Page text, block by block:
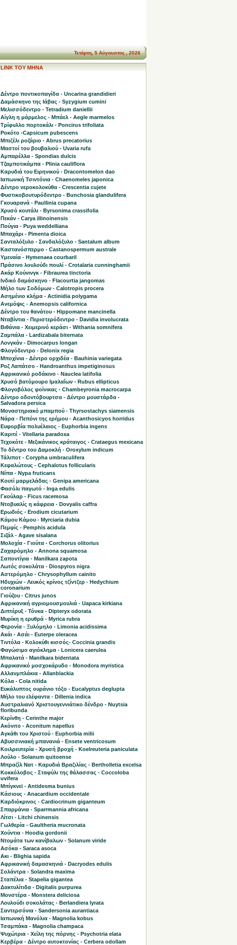
Τετάρτη, 5 Αύγουστος , 2026
LINK ΤΟΥ ΜΗΝΑ
Δέντρο ποντικοπαγίδα - Uncarina grandidieri
Δαμάσκηνο της Ιάβας - Syzygium cumini
Μελισσόδεντρο - Tetradium daniellii
Αίγλη η μάρμελος - Μπάελ - Aegle marmelos
Τρίφυλλο πορτοκάλι - Poncirus trifoliata
Ροκότο -Capsicum pubescens
Μπιζέλι ροζάριο - Abrus precatorius
Μαστοί του βουβαλιού - Uvaria rufa
Αμπαρέλλα - Spondias dulcis
Τζαμποτικάμπα - Plinia cauliflora
Καρυδιά του Ειρηνικού - Dracontomelon dao
Ιαπωνική Τσιντόνια - Chaenomeles japonica
Δέντρο νεροκολοκύθα - Crescentia cujete
Φυστικοβουτυρόδεντρο - Bunchosia glandulifera
Γκουαρανά - Paullinia cupana
Χρυσό κουτάλι - Byrsonima crassifolia
Πεκάν - Carya illinoinensis
Πούγια - Puya weddelliana
Μπαχάρι - Pimenta dioica
Σανταλόξυλο - Σανδαλόξυλο - Santalum album
Καστανόσπερμο - Castanospermum australe
Υμεναία - Hymenaea courbaril
Πράσινο λουλούδι πουλί - Crotalaria cunninghamii
Ακάρ Κούνινγκ - Fibraurea tinctoria
Ινδικό δαμάσκηνο - Flacourtia jangomas
Μήλο των Σοδόμων - Calotropis procera
Ασημένιο κλήμα - Actinidia polygama
Ανεμόψις - Anemopsis californica
Δέντρο του θανάτου - Hippomane mancinella
Νταβίντια - Περιστερόδεντρο - Davidia involucrata
Βιθάνια - Χειμερινό κεράσι - Withania somnifera
Ζαμπάλα - Lardizabala biternata
Λονγκάν - Dimocarpus longan
Φλογόδεντρο - Delonix regia
Μποχίνια - Δέντρο ορχιδέα - Bauhinia variegata
Ροζ Λαπάτσο - Handroanthus impetiginosus
Αφρικανικό ροδάκινο - Nauclea latifolia
Χρυσό βατόμουρο Ιμαλαΐων - Rubus ellipticus
Φλογοβόλος φοίνικας - Chambeyronia macrocarpa
Δέντρο οδοντόβουρτσα - Δέντρο μουστάρδα -
Salvadora persica
Μοναστηριακό μπαμπού - Thyrsostachys siamensis
Νάρα - Πεπόνι της ερήμου - Acanthosicyos horridus
Ευφορβία πολυέλαιος - Euphorbia ingens
Καριτέ - Vitellaria paradoxa
Τεχοκότε - Μεξικάνικος κράταιγος - Crataegus mexicana
Το δέντρο του Δαμοκλή - Oroxylum indicum
Τάλιποτ - Corypha umbraculifera
Κεφαλώτους - Cephalotus follicularis
Νίπα - Nypa fruticans
Κουτί μαρμελάδας - Genipa americana
Φασόλι παγωτό - Inga edulis
Γκούλαρ - Ficus racemosa
Ντοβυαλίς η κάφρεια - Dovyalis caffra
Ερωδιός - Erodium cicutarium
Κάμου Κάμου - Myrciaria dubia
Πεμφίς - Pemphis acidula
Σιζάλ - Agave sisalana
Μολοχία - Γιούτα - Corchorus olitorius
Ζαχαρόμηλο - Annona squamosa
Σαποντίγια - Manilkara zapota
Λωτός σοκολάτα - Diospyros nigra
Αστερόμηλο - Chrysophyllum cainito
Ηδυχιών - Λευκός κρίνος τζίντζερ - Hedychium
coronarium
Γιούζου - Citrus junos
Αφρικανική αγριομουσμουλιά - Uapaca kirkiana
Διπτέρυξ - Τόνκα - Dipteryx odorata
Μυρίκη η ερυθρά - Myrica rubra
Φερονία - Ξυλόμηλο - Limonia acidissima
Ακάι - Ασάι - Euterpe oleracea
Τιντόλα - Κολοκύθι κισσός- Coccinia grandis
Φαγώσιμο αγιόκλημα - Lonicera caerulea
Μπαλατά - Manilkara bidentata
Αφρικανικό μοσχοκάρυδο - Monodora myristica
Αλλανμπλάκια - Allanblackia
Κόλα - Cola nitida
Ευκάλυπτος ουράνιο τόξο - Eucalyptus deglupta
Μήλο του ελέφαντα - Dillenia indica
Αυστραλιανό Χριστουγεννιάτικο δένδρο - Nuytsia
floribunda
Κερίνθη - Cerinthe major
Ακόνιτο - Aconitum napellus
Αγκάθι του Χριστού - Euphorbia milii
Αβυσσινιακή μπανανιά - Ensete ventricosum
Κοιλρευτερία - Χρυσή βροχή - Koelreuteria paniculata
Λούλο - Solanum quitoense
Mπραζίλ Νατ - Καρυδιά Βραζιλίας - Bertholletia excelsa
Κοκκόλοβος - Σταφύλι της θάλασσας - Coccoloba
uvifera
Μπίγκνεϊ - Antidesma bunius
Κάσιους - Anacardium occidentale
Καρδιόκρινος - Cardiocrinum giganteum
Σπαρμάνια - Sparrmannia africana
Λίτσι - Litchi chinensis
Γωλθερία - Gaultheria mucronata
Χούντια - Hoodia gordonii
Ντομάτα των κανίβαλων - Solanum viride
Ασόκα - Saraca asoca
Aκι - Blighia sapida
Αφρικανική δαμασκηνιά - Dacryodes edulis
Σολάντρα - Solandra maxima
Σταπέλια - Stapelia gigantea
Δακτυλίτιδα - Digitalis purpurea
Μονστέρα - Monstera deliciosa
Λουλούδι σοκολάτας - Berlandiera lyrata
Σαντερσόνια - Sandersonia aurantiaca
Ιαπωνική Μανόλια - Magnolia kobus
Τσαμπάκα - Magnolia champaca
Ψυχώτρια - Χείλη της πόρνης - Psychotria elata
Κερβέρα - Δέντρο αυτοκτονίας - Cerbera odollam